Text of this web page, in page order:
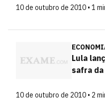
10 de outubro de 2010 • 1
Lula
safra
10 de outubro de 2010 • 2